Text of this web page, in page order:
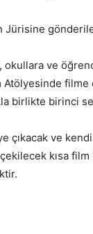
Jürisine
ve
Atölyesinde
birlikte birinci
çıkacak ve
kısa